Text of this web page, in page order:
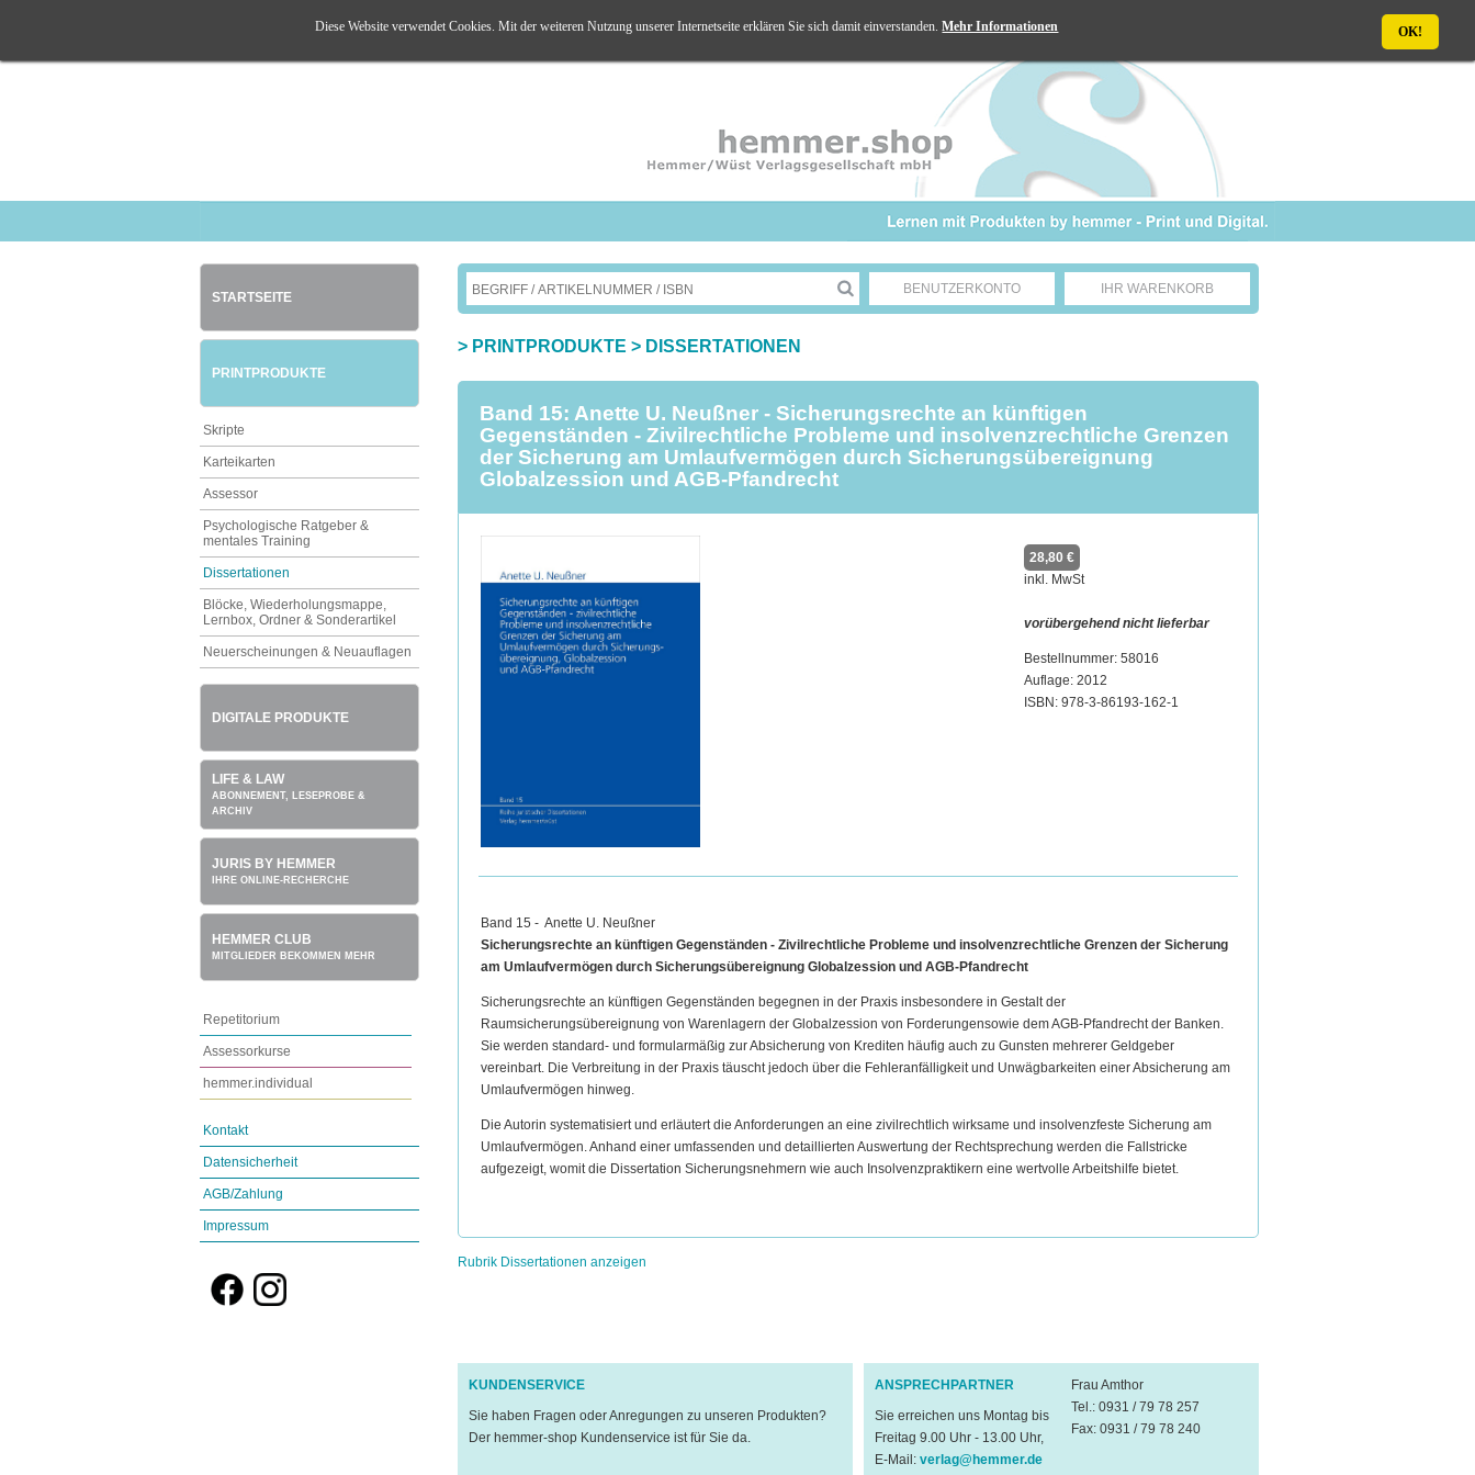
STARTSEITE
PRINTPRODUKTE
Skripte
Karteikarten
Assessor
Psychologische Ratgeber &
mentales Training
Dissertationen
Blöcke, Wiederholungsmappe,
Lernbox, Ordner & Sonderartikel
Neuerscheinungen & Neuauflagen
DIGITALE PRODUKTE
LIFE & LAW
ABONNEMENT, LESEPROBE &
ARCHIV
JURIS BY HEMMER
IHRE ONLINE-RECHERCHE
HEMMER CLUB
MITGLIEDER BEKOMMEN MEHR
Repetitorium
Assessorkurse
hemmer.individual
Kontakt
Datensicherheit
AGB/Zahlung
Impressum
BENUTZERKONTO IHR WARENKORB
> PRINTPRODUKTE > DISSERTATIONEN
Band 15: Anette U. Neußner - Sicherungsrechte an künftigen
Gegenständen - Zivilrechtliche Probleme und insolvenzrechtliche Grenzen
der Sicherung am Umlaufvermögen durch Sicherungsübereignung
Globalzession und AGB-Pfandrecht
28,80 €
inkl. MwSt
vorübergehend nicht lieferbar
Bestellnummer: 58016
Auflage: 2012
ISBN: 978-3-86193-162-1
Band 15 - Anette U. Neußner
Sicherungsrechte an künftigen Gegenständen - Zivilrechtliche Probleme und insolvenzrechtliche Grenzen der Sicherung
am Umlaufvermögen durch Sicherungsübereignung Globalzession und AGB-Pfandrecht
Sicherungsrechte an künftigen Gegenständen begegnen in der Praxis insbesondere in Gestalt der
Raumsicherungsübereignung von Warenlagern der Globalzession von Forderungensowie dem AGB-Pfandrecht der Banken.
Sie werden standard- und formularmäßig zur Absicherung von Krediten häufig auch zu Gunsten mehrerer Geldgeber
vereinbart. Die Verbreitung in der Praxis täuscht jedoch über die Fehleranfälligkeit und Unwägbarkeiten einer Absicherung am
Umlaufvermögen hinweg.
Die Autorin systematisiert und erläutert die Anforderungen an eine zivilrechtlich wirksame und insolvenzfeste Sicherung am
Umlaufvermögen. Anhand einer umfassenden und detaillierten Auswertung der Rechtsprechung werden die Fallstricke
aufgezeigt, womit die Dissertation Sicherungsnehmern wie auch Insolvenzpraktikern eine wertvolle Arbeitshilfe bietet.
Rubrik Dissertationen anzeigen
KUNDENSERVICE
Sie haben Fragen oder Anregungen zu unseren Produkten?
Der hemmer-shop Kundenservice ist für Sie da.
ANSPRECHPARTNER
Sie erreichen uns Montag bis
Freitag 9.00 Uhr - 13.00 Uhr,
E-Mail: verlag@hemmer.de
Frau Amthor
Tel.: 0931 / 79 78 257
Fax: 0931 / 79 78 240
Diese Website verwendet Cookies. Mit der weiteren Nutzung unserer Internetseite erklären Sie sich damit einverstanden.Mehr Informationen OK!